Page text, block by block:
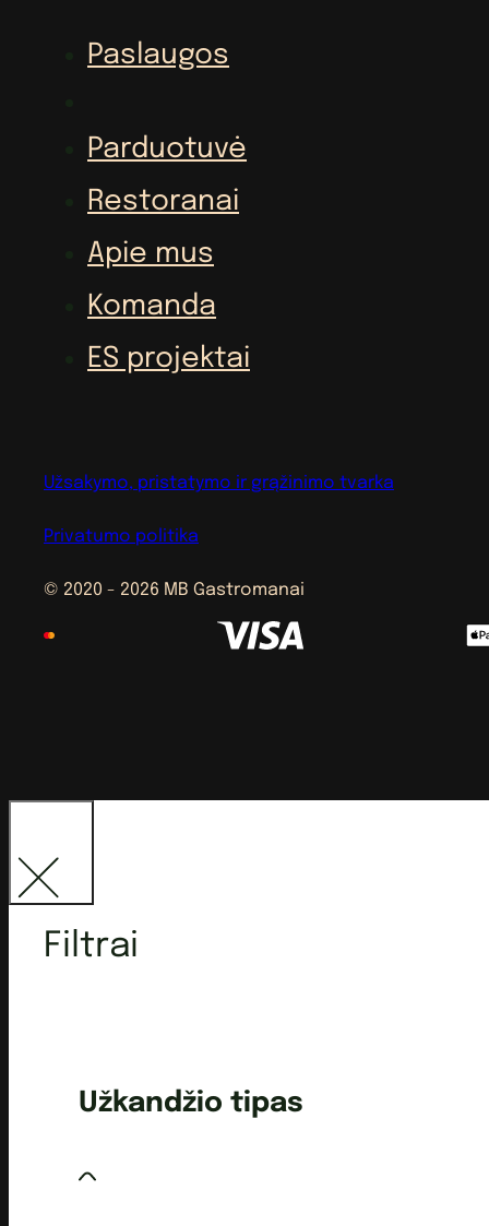
Paslaugos
Parduotuvė
Restoranai
Apie mus
Komanda
ES projektai
© 2020 - 2026 MB Gastromanai
Privatumo politika
Užsakymo, pristatymo ir grąžinimo tvarka
Filtrai
Užkandžio tipas